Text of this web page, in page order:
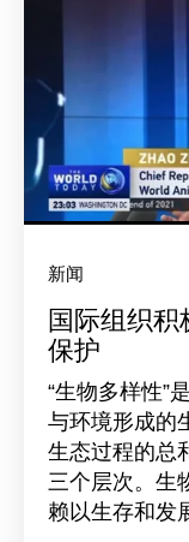
国际组织
保护
新闻
“生物多样性”
与环境形成的
生态过程的总
三个层次。生
赖以生存和发